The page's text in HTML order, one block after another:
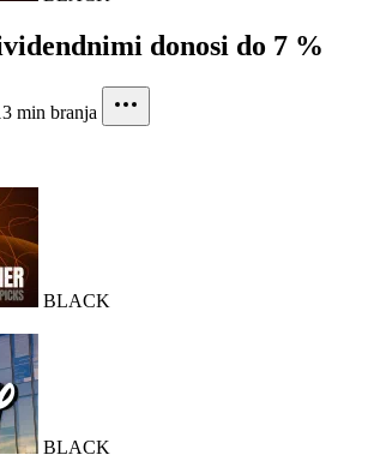
donosi do 7 %
min branja
BLACK
BLACK